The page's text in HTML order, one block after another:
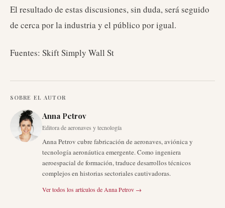
El resultado de estas discusiones, sin duda, será seguido
de cerca por la industria y el público por igual.
Fuentes: Skift Simply Wall St
SOBRE EL AUTOR
Anna Petrov
Editora de aeronaves y tecnología
Anna Petrov cubre fabricación de aeronaves, aviónica y
tecnología aeronáutica emergente. Como ingeniera
aeroespacial de formación, traduce desarrollos técnicos
complejos en historias sectoriales cautivadoras.
Ver todos los artículos de Anna Petrov →